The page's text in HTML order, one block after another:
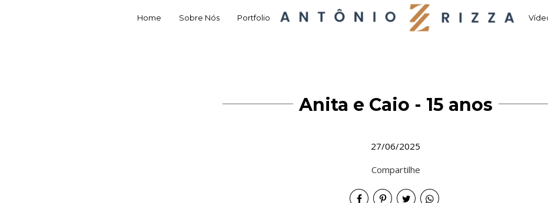
Home Sobre Nós Portfolio
Anita e Caio - 15 anos
27/06/2025
Compartilhe